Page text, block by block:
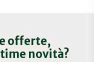
offerte,
novità?